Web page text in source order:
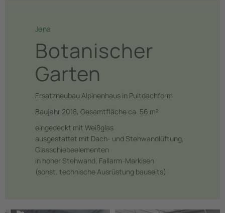
Jena
Botanischer
Garten
Ersatzneubau Alpinenhaus in Pultdachform
Baujahr 2018, Gesamtfläche ca. 56 m²
eingedeckt mit Weißglas
ausgestattet mit Dach- und Stehwandlüftung,
Glasschiebeelementen
in hoher Stehwand, Fallarm-Markisen
(sonst. technische Ausrüstung bauseits)